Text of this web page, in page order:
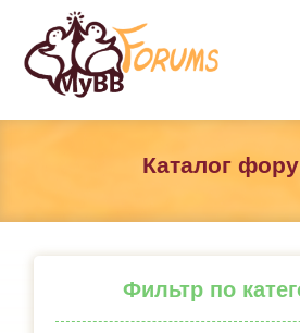
Каталог
Фильтр по